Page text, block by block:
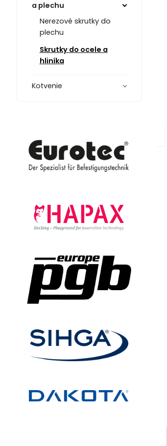
a plechu
Nerezové skrutky do
plechu
Skrutky do ocele a
hliníka
Kotvenie